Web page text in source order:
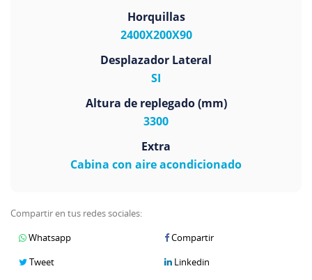
Horquillas
2400X200X90
Desplazador Lateral
SI
Altura de replegado (mm)
3300
Extra
Cabina con aire acondicionado
Compartir en tus redes sociales:
Whatsapp
Compartir
Tweet
Linkedin